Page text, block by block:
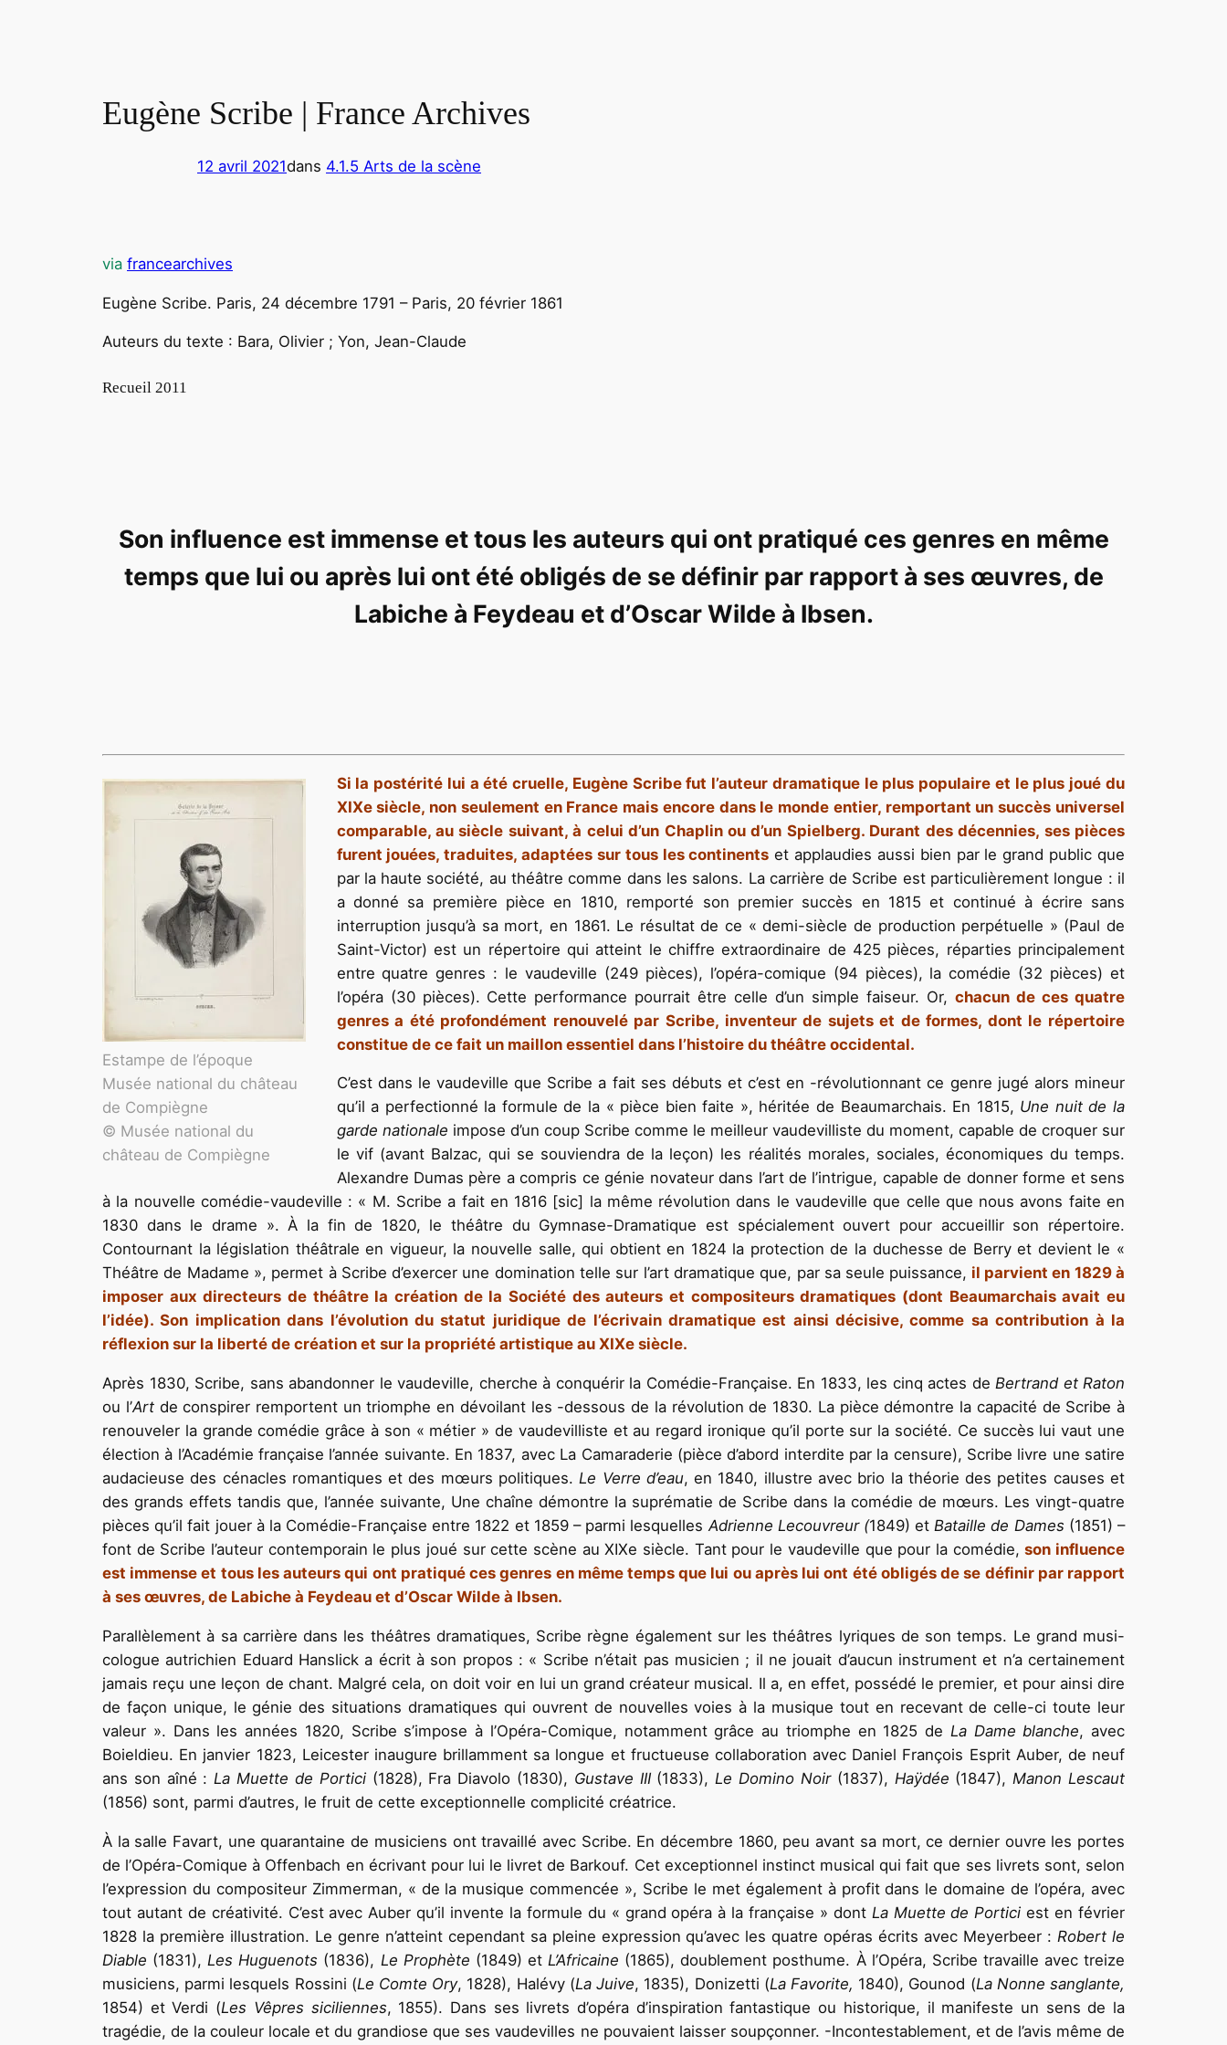
Eugène Scribe | France Archives
12 avril 2021dans 4.1.5 Arts de la scène
via francearchives
Eugène Scribe. Paris, 24 décembre 1791 – Paris, 20 février 1861
Auteurs du texte : Bara, Olivier ; Yon, Jean-Claude
Recueil 2011
Son influence est immense et tous les auteurs qui ont pratiqué ces genres en même
temps que lui ou après lui ont été obligés de se définir par rapport à ses œuvres, de
Labiche à Feydeau et d’Oscar Wilde à Ibsen.
Estampe de l’époque
Musée national du château
de Compiègne
© Musée national du
château de Compiègne
Si la postérité lui a été cruelle, Eugène Scribe fut l’auteur dramatique le plus populaire et le plus joué du
XIXe siècle, non seulement en France mais encore dans le monde entier, remportant un succès universel
comparable, au siècle suivant, à celui d’un Chaplin ou d’un Spielberg. Durant des décennies, ses pièces
furent jouées, traduites, adaptées sur tous les continents et applaudies aussi bien par le grand public que
par la haute société, au théâtre comme dans les salons. La carrière de Scribe est particulièrement longue : il
a donné sa première pièce en 1810, remporté son premier succès en 1815 et continué à écrire sans
interruption jusqu’à sa mort, en 1861. Le résultat de ce « demi-siècle de production perpétuelle » (Paul de
Saint-Victor) est un répertoire qui atteint le chiffre extraordinaire de 425 pièces, réparties principalement
entre quatre genres : le vaudeville (249 pièces), l’opéra-comique (94 pièces), la comédie (32 pièces) et
l’opéra (30 pièces). Cette performance pourrait être celle d’un simple faiseur. Or,chacun de ces quatre
genres a été profondément renouvelé par Scribe, inventeur de sujets et de formes, dont le répertoire
constitue de ce fait un maillon essentiel dans l’histoire du théâtre occidental.
C’est dans le vaudeville que Scribe a fait ses débuts et c’est en -révolutionnant ce genre jugé alors mineur
qu’il a perfectionné la formule de la « pièce bien faite », héritée de Beaumarchais. En 1815, Une nuit de la
garde nationale impose d’un coup Scribe comme le meilleur vaudevilliste du moment, capable de croquer sur
le vif (avant Balzac, qui se souviendra de la leçon) les réalités morales, sociales, économiques du temps.
Alexandre Dumas père a compris ce génie novateur dans l’art de l’intrigue, capable de donner forme et sens
à la nouvelle comédie-vaudeville : « M. Scribe a fait en 1816 [sic] la même révolution dans le vaudeville que celle que nous avons faite en
1830 dans le drame ». À la fin de 1820, le théâtre du Gymnase-Dramatique est spécialement ouvert pour accueillir son répertoire.
Contournant la législation théâtrale en vigueur, la nouvelle salle, qui obtient en 1824 la protection de la duchesse de Berry et devient le «
Théâtre de Madame », permet à Scribe d’exercer une domination telle sur l’art dramatique que, par sa seule puissance, il parvient en 1829 à
imposer aux directeurs de théâtre la création de la Société des auteurs et compositeurs dramatiques (dont Beaumarchais avait eu
l’idée). Son implication dans l’évolution du statut juridique de l’écrivain dramatique est ainsi décisive, comme sa contribution à la
réflexion sur la liberté de création et sur la propriété artistique au XIXe siècle.
Après 1830, Scribe, sans abandonner le vaudeville, cherche à conquérir la Comédie-Française. En 1833, les cinq actes de Bertrand et Raton
ou l’Art de conspirer remportent un triomphe en dévoilant les -dessous de la révolution de 1830. La pièce démontre la capacité de Scribe à
renouveler la grande comédie grâce à son « métier » de vaudevilliste et au regard ironique qu’il porte sur la société. Ce succès lui vaut une
élection à l’Académie française l’année suivante. En 1837, avec La Camaraderie (pièce d’abord interdite par la censure), Scribe livre une satire
audacieuse des cénacles romantiques et des mœurs politiques.Le Verre d’eau, en 1840, illustre avec brio la théorie des petites causes et
des grands effets tandis que, l’année suivante, Une chaîne démontre la suprématie de Scribe dans la comédie de mœurs. Les vingt-quatre
pièces qu’il fait jouer à la Comédie-Française entre 1822 et 1859 – parmi lesquellesAdrienne Lecouvreur (1849) etBataille de Dames (1851) –
font de Scribe l’auteur contemporain le plus joué sur cette scène au XIXe siècle. Tant pour le vaudeville que pour la comédie,son influence
est immense et tous les auteurs qui ont pratiqué ces genres en même temps que lui ou après lui ont été obligés de se définir par rapport
à ses œuvres, de Labiche à Feydeau et d’Oscar Wilde à Ibsen.
Parallèlement à sa carrière dans les théâtres dramatiques, Scribe règne également sur les théâtres lyriques de son temps. Le grand musi-
cologue autrichien Eduard Hanslick a écrit à son propos : « Scribe n’était pas musicien ; il ne jouait d’aucun instrument et n’a certainement
jamais reçu une leçon de chant. Malgré cela, on doit voir en lui un grand créateur musical. Il a, en effet, possédé le premier, et pour ainsi dire
de façon unique, le génie des situations dramatiques qui ouvrent de nouvelles voies à la musique tout en recevant de celle-ci toute leur
valeur ». Dans les années 1820, Scribe s’impose à l’Opéra-Comique, notamment grâce au triomphe en 1825 de La Dame blanche, avec
Boieldieu. En janvier 1823, Leicester inaugure brillamment sa longue et fructueuse collaboration avec Daniel François Esprit Auber, de neuf
ans son aîné :La Muette de Portici(1828), Fra Diavolo (1830), Gustave III(1833),Le Domino Noir (1837), Haÿdée (1847),Manon Lescaut
(1856) sont, parmi d’autres, le fruit de cette exceptionnelle complicité créatrice.
À la salle Favart, une quarantaine de musiciens ont travaillé avec Scribe. En décembre 1860, peu avant sa mort, ce dernier ouvre les portes
de l’Opéra-Comique à Offenbach en écrivant pour lui le livret de Barkouf. Cet exceptionnel instinct musical qui fait que ses livrets sont, selon
l’expression du compositeur Zimmerman, « de la musique commencée », Scribe le met également à profit dans le domaine de l’opéra, avec
tout autant de créativité. C’est avec Auber qu’il invente la formule du « grand opéra à la française » dont La Muette de Porticiest en février
1828 la première illustration. Le genre n’atteint cependant sa pleine expression qu’avec les quatre opéras écrits avec Meyerbeer : Robert le
Diable (1831), Les Huguenots (1836), Le Prophète (1849) et L’Africaine (1865), doublement posthume. À l’Opéra, Scribe travaille avec treize
musiciens, parmi lesquels Rossini (Le Comte Ory, 1828), Halévy (La Juive, 1835), Donizetti (La Favorite, 1840), Gounod (La Nonne sanglante,
1854) et Verdi (Les Vêpres siciliennes, 1855). Dans ses livrets d’opéra d’inspiration fantastique ou historique, il manifeste un sens de la
tragédie, de la couleur locale et du grandiose que ses vaudevilles ne pouvaient laisser soupçonner. -Incontestablement, et de l’avis même de